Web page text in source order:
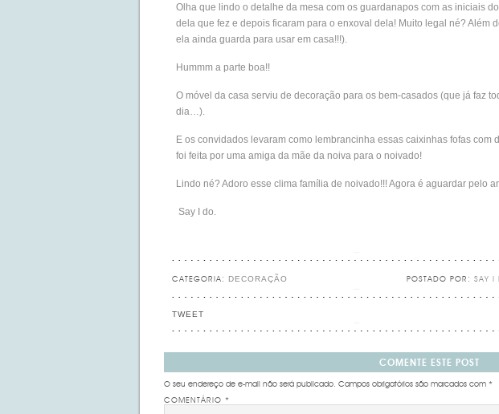
Olha que lindo o detalhe da mesa com os guardanapos com as iniciais
dela que fez e depois ficaram para o enxoval dela! Muito legal né? Além
ela ainda guarda para usar em casa!!!).
Hummm a parte boa!!
O móvel da casa serviu de decoração para os bem-casados (que já faz
dia…).
E os convidados levaram como lembrancinha essas caixinhas fofas com
foi feita por uma amiga da mãe da noiva para o noivado!
Lindo né? Adoro esse clima família de noivado!!! Agora é aguardar pelo
Say I do.
CATEGORIA: DECORAÇÃO POSTADO POR: SAY I
TWEET
COMENTE ESTE POST
O seu endereço de e-mail não será publicado. Campos obrigatórios são marcados com *
COMENTÁRIO *